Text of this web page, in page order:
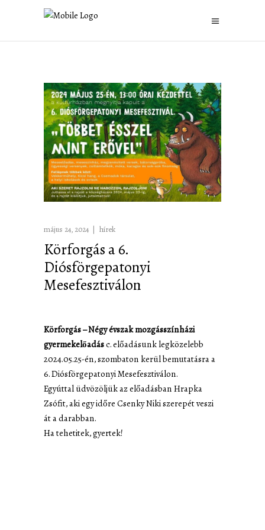
május 24, 2024 hírek
Körforgás a 6.
Diósförgepatonyi
Mesefesztiválon
Körforgás – Négy évszak mozgásszínházi
gyermekelőadásc. előadásunk legközelebb
2024.05.25-én, szombaton kerül bemutatásra a
6. Diósförgepatonyi Mesefesztiválon.
Egyúttal üdvözöljük az előadásban Hrapka
Zsófit, aki egy időre Csenky Niki szerepét veszi
át a darabban.
Ha tehetitek, gyertek!